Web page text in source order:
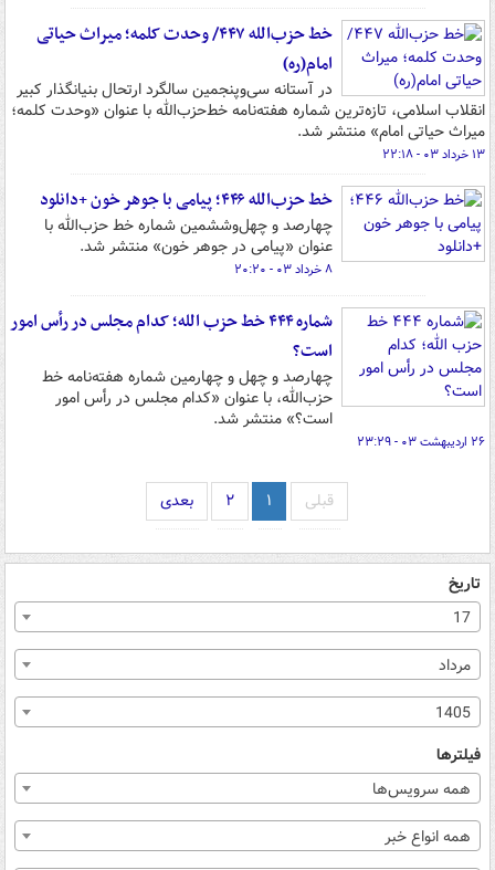
خط حزب‌الله ۴۴۷/ وحدت کلمه؛ میراث حیاتی
امام(ره)
در آستانه سی‌وپنجمین سالگرد ارتحال بنیانگذار کبیر
انقلاب اسلامی، تازه‌ترین شماره هفته‌نامه‌ خط‌حزب‌الله با عنوان «وحدت کلمه؛
میراث حیاتی امام» منتشر شد.
۱۳ خرداد ۰۳ - ۲۲:۱۸
خط حزب‌الله ۴۴۶؛ پیامی با جوهر خون +دانلود
چهارصد و چهل‌وششمین شماره خط حزب‌الله با
عنوان «پیامی در جوهر خون» منتشر شد.
۸ خرداد ۰۳ - ۲۰:۲۰
شماره ۴۴۴ خط حزب الله؛ کدام مجلس در رأس امور
است؟
چهارصد و چهل و چهارمین شماره هفته‌نامه‌ خط
حزب‌الله، با عنوان «کدام مجلس در رأس امور
است؟»‌ منتشر شد.
۲۶ اردیبهشت ۰۳ - ۲۳:۲۹
قبلی ۱ ۲ بعدی
تاریخ
17
مرداد
1405
فیلترها
همه سرویس‌ها
همه انواع خبر